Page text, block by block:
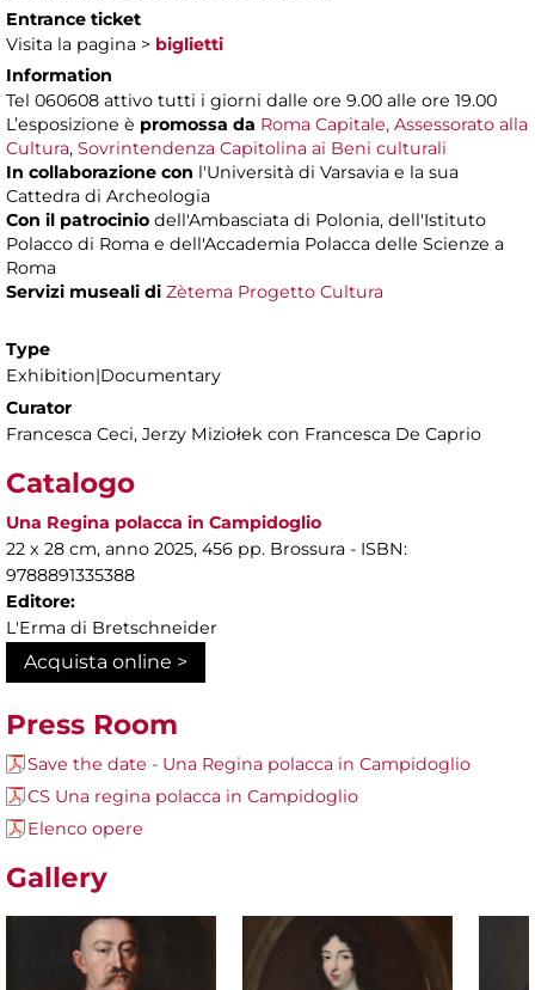
Entrance ticket
Visita la pagina > biglietti
Information
Tel 060608 attivo tutti i giorni dalle ore 9.00 alle ore 19.00
L’esposizione è promossa da Roma Capitale, Assessorato alla
Cultura, Sovrintendenza Capitolina ai Beni culturali
In collaborazione con l'Università di Varsavia e la sua
Cattedra di Archeologia
Con il patrocinio dell'Ambasciata di Polonia, dell'Istituto
Polacco di Roma e dell'Accademia Polacca delle Scienze a
Roma
Servizi museali di Zètema Progetto Cultura
Type
Exhibition|Documentary
Curator
Francesca Ceci, Jerzy Miziołek con Francesca De Caprio
Catalogo
Una Regina polacca in Campidoglio
22 x 28 cm, anno 2025, 456 pp. Brossura - ISBN:
9788891335388
Editore:
L'Erma di Bretschneider
Acquista online >
Press Room
Save the date - Una Regina polacca in Campidoglio
CS Una regina polacca in Campidoglio
Elenco opere
Gallery